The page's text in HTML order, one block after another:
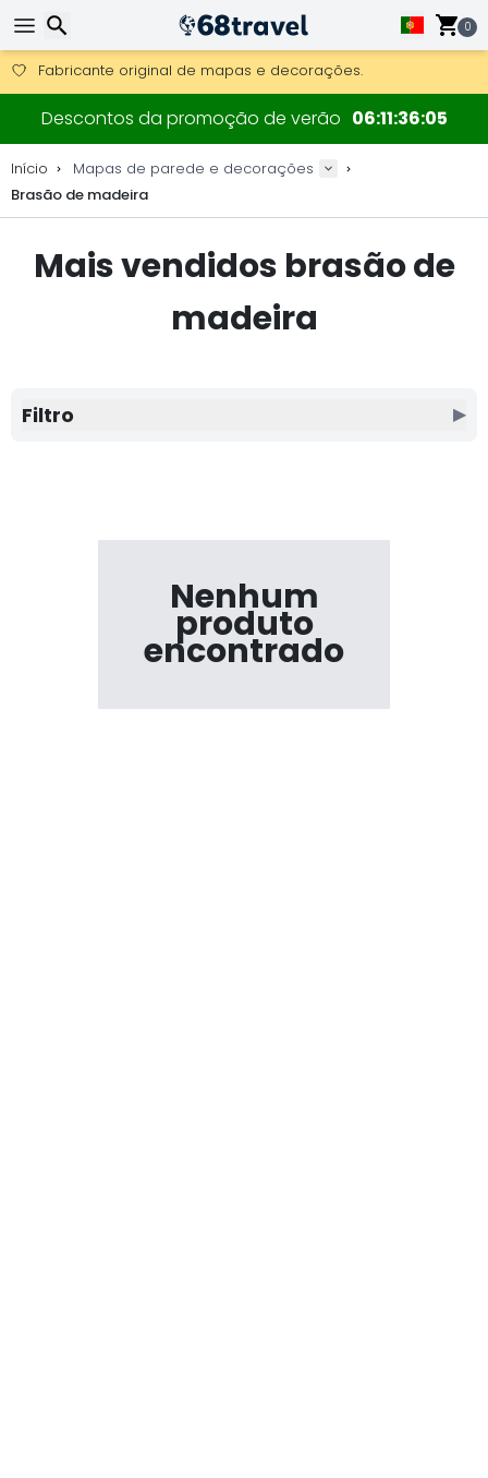
0
Overnight DHL Express também disponível.
30 dias para devolução, 90 dias para mapas de madeira e
Fabricante original de mapas e decorações.
Descontos da promoção de verão 06113605
Início
Mapas de parede e decorações
Brasão de madeira
Mais vendidos brasão de
madeira
Nenhum
produto
encontrado
Filtro ▶
Pesquisar